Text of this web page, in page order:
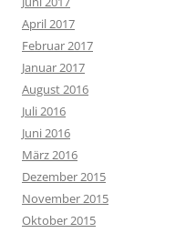
April 2017
Februar 2017
Januar 2017
August 2016
Juli 2016
Juni 2016
März 2016
Dezember 2015
November 2015
Oktober 2015